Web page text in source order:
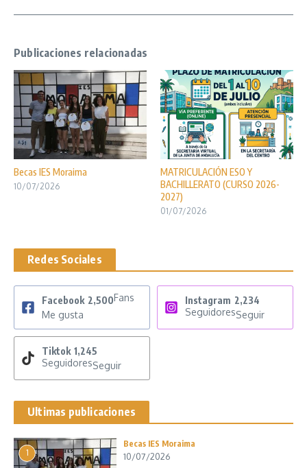
Publicaciones relacionadas
Becas IES Moraima
10/07/2026
MATRICULACIÓN ESO Y
BACHILLERATO (CURSO 2026-
2027)
01/07/2026
Redes Sociales
Facebook 2,500Fans
Me gusta
Instagram 2,234
SeguidoresSeguir
Tiktok 1,245
SeguidoresSeguir
Ultimas publicaciones
1
Becas IES Moraima
10/07/2026